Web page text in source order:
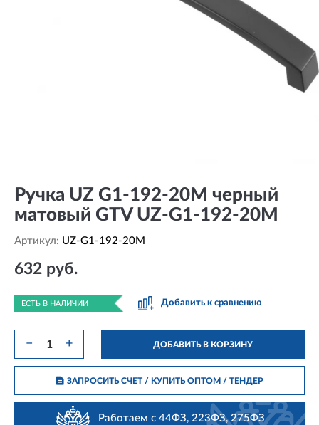
Ручка UZ G1-192-20M черный
матовый GTV UZ-G1-192-20M
Артикул: UZ-G1-192-20M
632 руб.
ЕСТЬ В НАЛИЧИИ Добавить к сравнению
− + ДОБАВИТЬ В КОРЗИНУ
ЗАПРОСИТЬ СЧЕТ / КУПИТЬ ОПТОМ/ ТЕНДЕР
Работаем с 44ФЗ, 223ФЗ, 275ФЗ